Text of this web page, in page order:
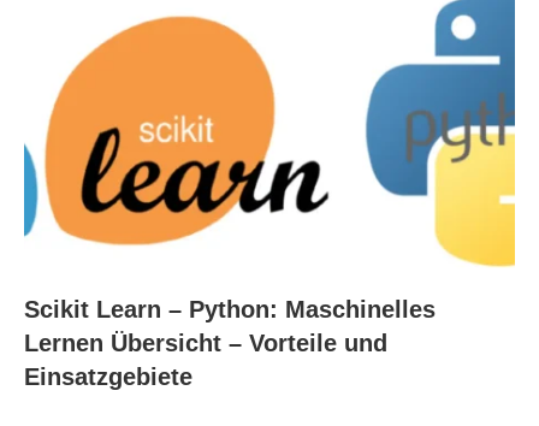
Scikit Learn – Python: Maschinelles
Lernen Übersicht – Vorteile und
Einsatzgebiete